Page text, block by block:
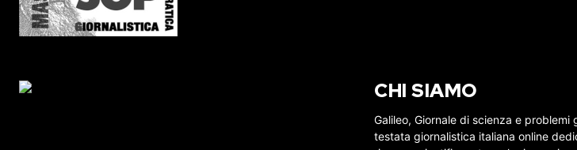
CHI SIAMO
Galileo, Giornale di scienza e problemi
testata giornalistica italiana online